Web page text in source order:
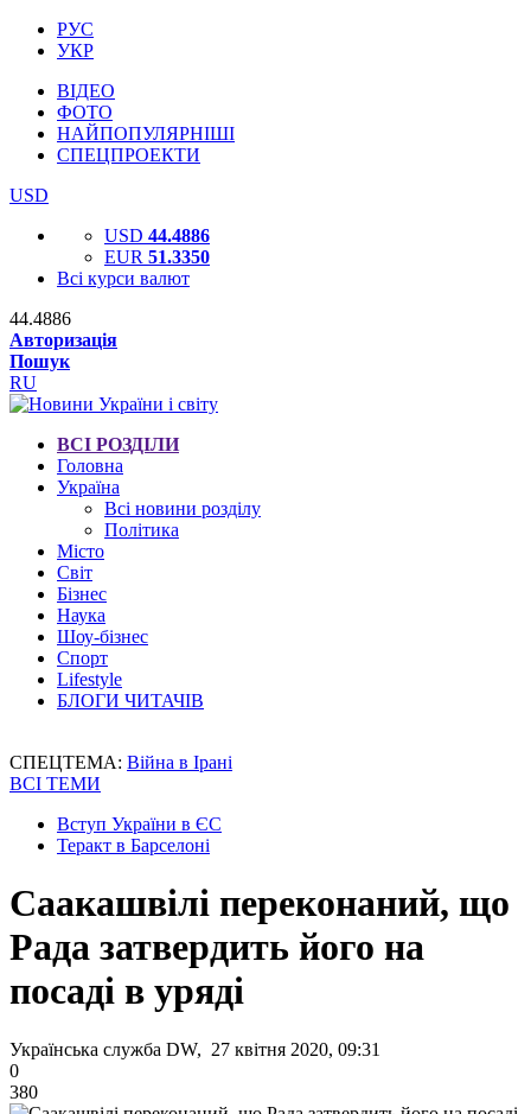
РУС
УКР
ВІДЕО
ФОТО
НАЙПОПУЛЯРНІШІ
СПЕЦПРОЕКТИ
USD
USD 44.4886
EUR 51.3350
Всі курси валют
44.4886
Авторизація
Пошук
RU
ВСІ РОЗДІЛИ
Головна
Україна
Всі новини розділу
Політика
Місто
Світ
Бізнес
Наука
Шоу-бізнес
Спорт
Lifestyle
БЛОГИ ЧИТАЧІВ
СПЕЦТЕМА: Війна в Ірані
ВСІ ТЕМИ
Вступ України в ЄС
Теракт в Барселоні
Саакашвілі переконаний, що
Рада затвердить його на
посаді в уряді
Українська служба DW, 27 квітня 2020, 09:31
0
380